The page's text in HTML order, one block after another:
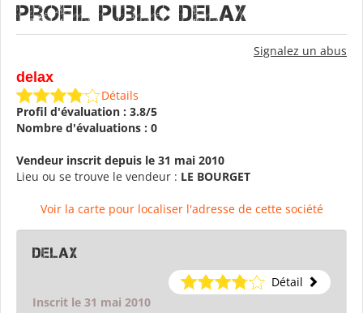
Profil public delax
Signalez un abus
delax
Détails
Profil d'évaluation : 3.8/5
Nombre d'évaluations : 0
Vendeur inscrit depuis le 31 mai 2010
Lieu ou se trouve le vendeur : LE BOURGET
Voir la carte pour localiser l'adresse de cette société
delax
Détail
Inscrit le 31 mai 2010